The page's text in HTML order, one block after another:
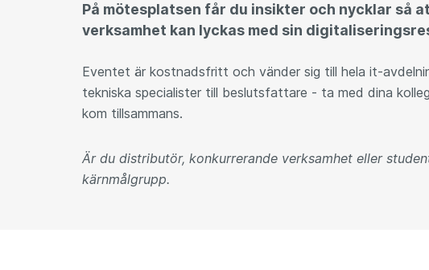
På mötesplatsen får du insikter och nycklar så
verksamhet kan lyckas med sin
Eventet är kostnadsfritt och vänder sig till hela it-
tekniska specialister till beslutsfattare - ta med dina
kom tillsammans.
Är du distributör, konkurrerande verksamhet eller
kärnmålgrupp.